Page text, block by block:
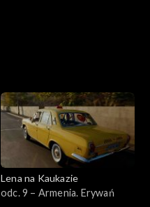
Lena na Kaukazie
odc. 9 – Armenia. Erywań